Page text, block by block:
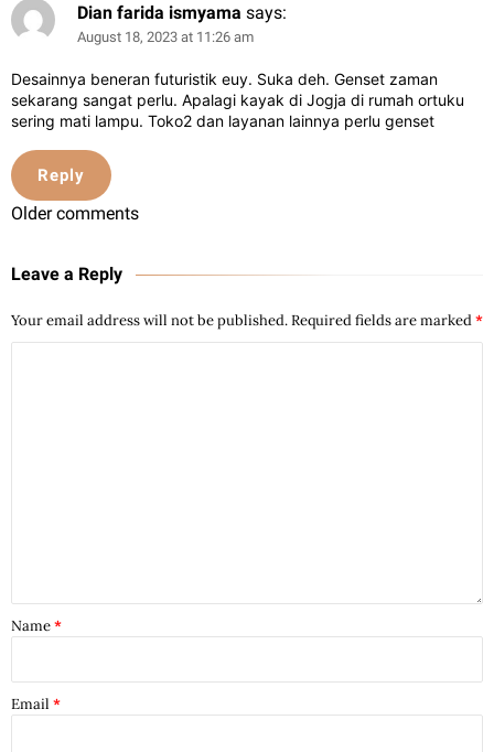
Dian farida ismyama says:
August 18, 2023 at 11:26 am
Desainnya beneran futuristik euy. Suka deh. Genset zaman
sekarang sangat perlu. Apalagi kayak di Jogja di rumah ortuku
sering mati lampu. Toko2 dan layanan lainnya perlu genset
Reply
Older comments
Leave a Reply
Your email address will not be published.Required fields are marked*
Name*
Email *